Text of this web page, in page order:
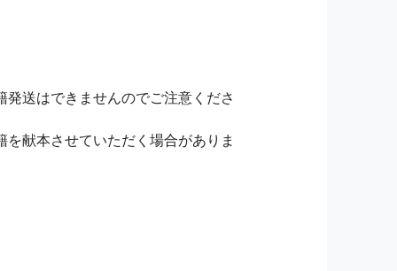
送はできませんのでご注意くださ
献本させていただく場合がありま